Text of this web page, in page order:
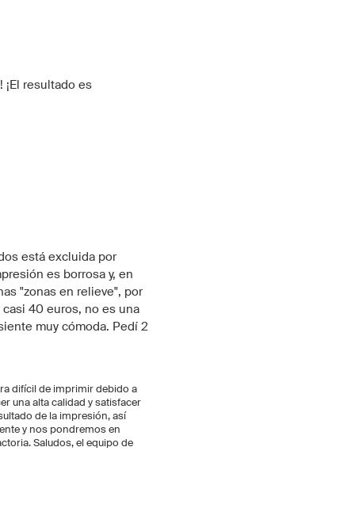
resultado es
está excluida por
es borrosa y, en
"zonas en relieve", por
40 euros, no es una
muy cómoda. Pedí 2
difícil de imprimir debido a
una alta calidad y satisfacer
de la impresión, así
y nos pondremos en
Saludos, el equipo de